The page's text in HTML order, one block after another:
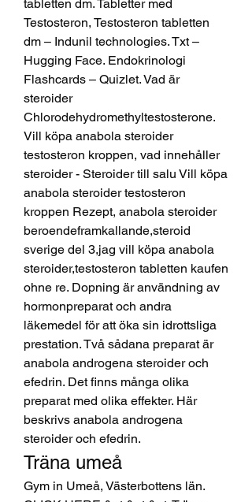
tabletten dm. Tabletter med
Testosteron, Testosteron tabletten
dm – Indunil technologies. Txt –
Hugging Face. Endokrinologi
Flashcards – Quizlet. Vad är
steroider
Chlorodehydromethyltestosterone.
Vill köpa anabola steroider
testosteron kroppen, vad innehåller
steroider - Steroider till salu Vill köpa
anabola steroider testosteron
kroppen Rezept, anabola steroider
beroendeframkallande,steroid
sverige del 3,jag vill köpa anabola
steroider,testosteron tabletten kaufen
ohne re. Dopning är användning av
hormonpreparat och andra
läkemedel för att öka sin idrottsliga
prestation. Två sådana preparat är
anabola androgena steroider och
efedrin. Det finns många olika
preparat med olika effekter. Här
beskrivs anabola androgena
steroider och efedrin.
Träna umeå
Gym in Umeå, Västerbottens län.